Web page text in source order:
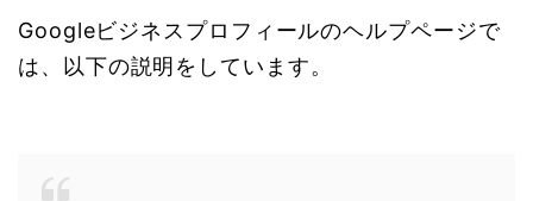
Googleビジネスプロフィールのヘルプページで
は、以下の説明をしています。